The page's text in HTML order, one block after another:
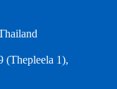
(Thepleela 1),